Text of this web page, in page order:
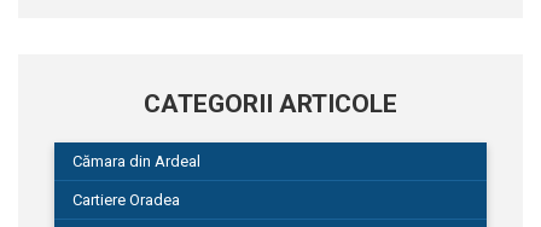
CATEGORII ARTICOLE
Cămara din Ardeal
Cartiere Oradea